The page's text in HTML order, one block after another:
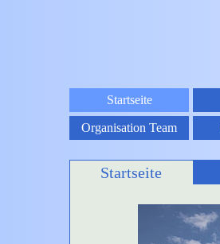
Startseite
Organisation Team
Startseite